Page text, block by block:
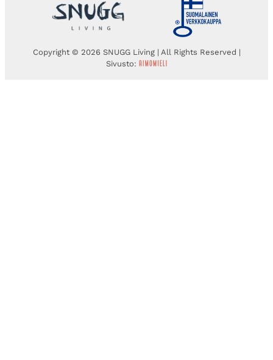
Copyright © 2026 SNUGG Living | All Rights Reserved |
Sivusto: